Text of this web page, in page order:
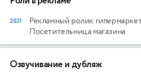
2021 Рекламный ролик
Посетительница магазина
Озвучивание и дубляж